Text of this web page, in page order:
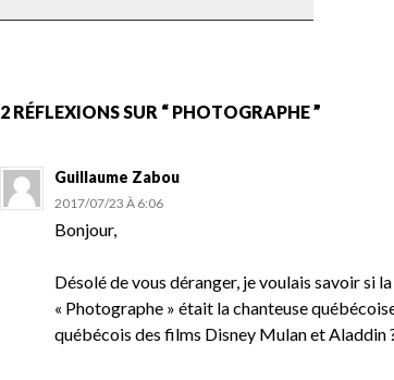
2 RÉFLEXIONS SUR “ PHOTOGRAPHE ”
Guillaume Zabou
2017/07/23 À 6:06
Bonjour,
Désolé de vous déranger, je voulais savoir
« Photographe » était la chanteuse
québécois des films Disney Mulan et Aladdin